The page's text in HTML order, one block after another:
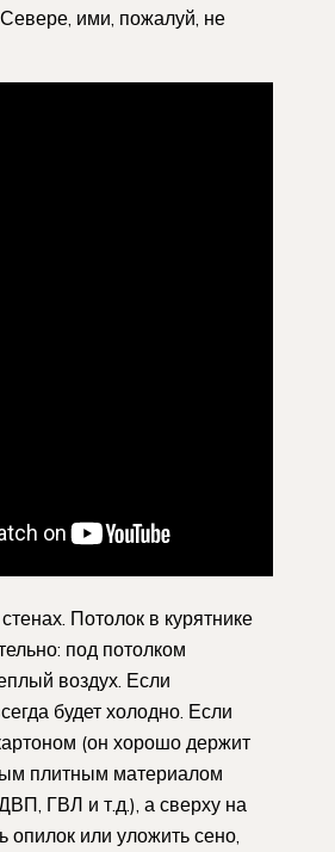
ими, пожалуй, не
Потолок в курятнике
под потолком
воздух. Если
будет холодно. Если
(он хорошо держит
плитным материалом
ГВЛ и т.д.), а сверху на
опилок или уложить сено,